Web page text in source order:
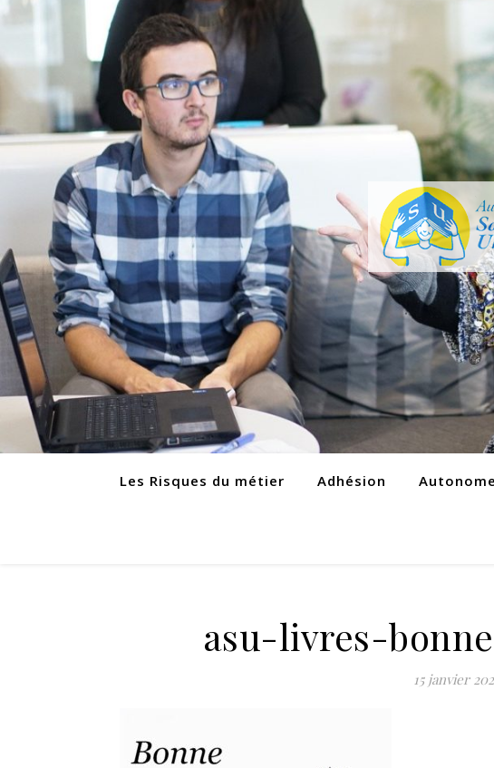
Les Risques du métier Adhésion
asu-livres-
15 janvier